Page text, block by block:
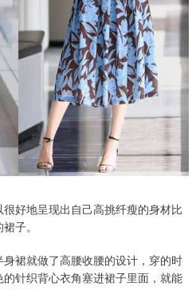
好地呈现出自己高挑纤瘦的身材比
子。
裙就做了高腰收腰的设计，穿的时
针织背心衣角塞进裙子里面，就能